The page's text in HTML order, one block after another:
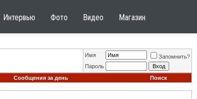
Интервью Фото Видео Магазин
Имя
Запомнить?
Пароль
Сообщения за день Поиск